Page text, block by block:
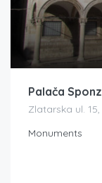
Palača
Zlatarska ul.
Monuments